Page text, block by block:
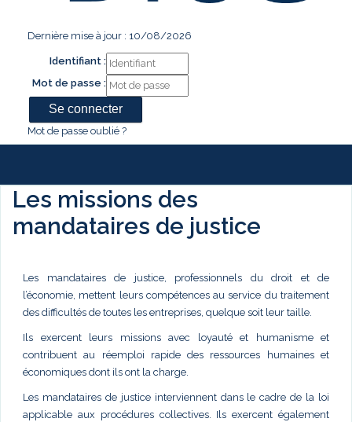
Dernière mise à jour : 10/08/2026
Identifiant :
Mot de passe :
Mot de passe oublié ?
Les missions des
mandataires de justice
Les mandataires de justice, professionnels du droit et de
l’économie, mettent leurs compétences au service du traitement
des difficultés de toutes les entreprises, quelque soit leur taille.
Ils exercent leurs missions avec loyauté et humanisme et
contribuent au réemploi rapide des ressources humaines et
économiques dont ils ont la charge.
Les mandataires de justice interviennent dans le cadre de la loi
applicable aux procédures collectives. Ils exercent également